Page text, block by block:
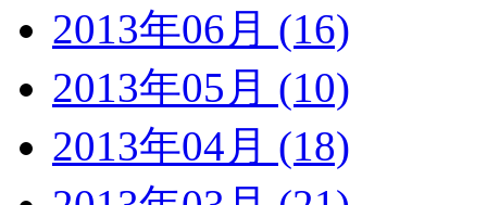
2013年06月 (16)
2013年05月 (10)
2013年04月 (18)